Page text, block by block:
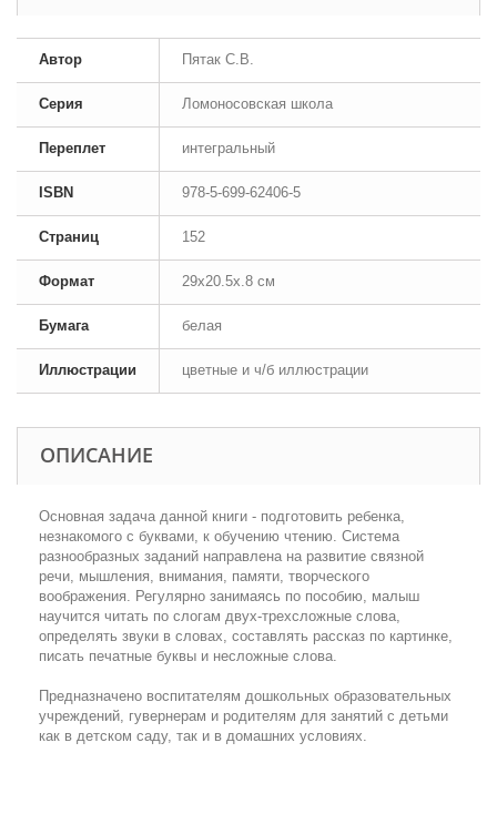
Автор Пятак С.В.
Серия Ломоносовская школа
Переплет интегральный
ISBN 978-5-699-62406-5
Страниц 152
Формат 29x20.5x.8 см
Бумага белая
Иллюстрации цветные и ч/б иллюстрации
ОПИСАНИЕ
Основная задача данной книги - подготовить ребенка,
незнакомого с буквами, к обучению чтению. Система
разнообразных заданий направлена на развитие связной
речи, мышления, внимания, памяти, творческого
воображения. Регулярно занимаясь по пособию, малыш
научится читать по слогам двух-трехсложные слова,
определять звуки в словах, составлять рассказ по картинке,
писать печатные буквы и несложные слова.
Предназначено воспитателям дошкольных образовательных
учреждений, гувернерам и родителям для занятий с детьми
как в детском саду, так и в домашних условиях.